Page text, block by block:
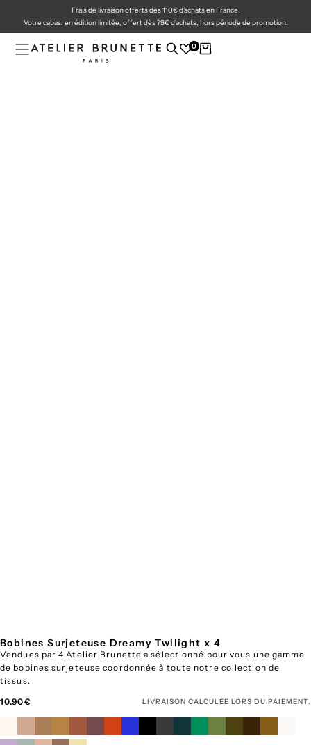
AU
CONTENU
Frais de livraison offerts dès 110€ d'achats en France.
Votre cabas, en édition limitée, offert dès 79€ d'achats, hors période de promotion.
0
Bobines Surjeteuse Dreamy Twilight x 4
Vendues par 4 Atelier Brunette a sélectionné pour vous une gamme
de bobines surjeteuse coordonnée à toute notre collection de
tissus.
Prix
10.90€ LIVRAISON CALCULÉE LORS DU PAIEMENT.